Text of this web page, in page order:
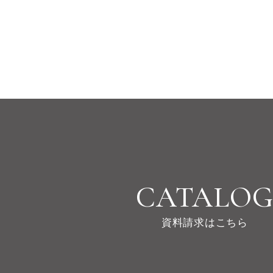
CATALOG
資料請求はこちら